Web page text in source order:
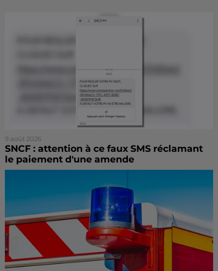
9 août 2026
SNCF : attention à ce faux SMS réclamant
le paiement d'une amende